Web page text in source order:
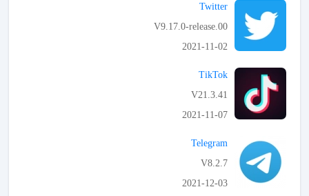
Twitter
V9.17.0-release.00
2021-11-02
TikTok
V21.3.41
2021-11-07
Telegram
V8.2.7
2021-12-03